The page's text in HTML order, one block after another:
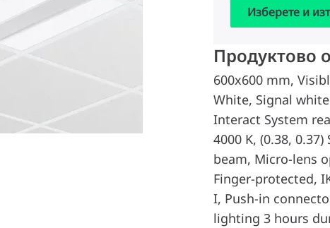
Изберете и
Продуктово
600x600 mm,
White, Signal
Interact System
4000 K, (0.38, 0.37)
beam, Micro-lens
Finger-protected,
I, Push-in
lighting 3 hours